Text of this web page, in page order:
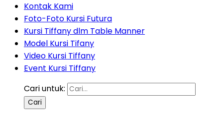
Kontak Kami
Foto-Foto Kursi Futura
Kursi Tiffany dlm Table Manner
Model Kursi Tifany
Video Kursi Tiffany
Event Kursi Tiffany
Cari untuk: